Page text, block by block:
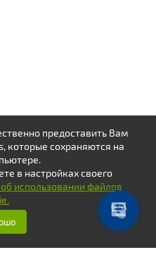
предоставить Вам
которые сохраняются на
в настройках своего
использовании файлов